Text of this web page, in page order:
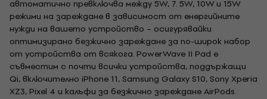
автоматично превключва между 5W, 7. 5W, 10W и 15W
режими на зареждане в зависимост от енергийните
нужди на вашето устройство – осигурявайки
оптимизирано безжично зареждане за по-широк набор
от устройства от всякога. PowerWave II Pad е
съвместим с почти всички устройства, поддържащи
Qi, включително iPhone 11, Samsung Galaxy S10, Sony Xperia
XZ3, Pixel 4 и калъфи за безжично зареждане AirPods.